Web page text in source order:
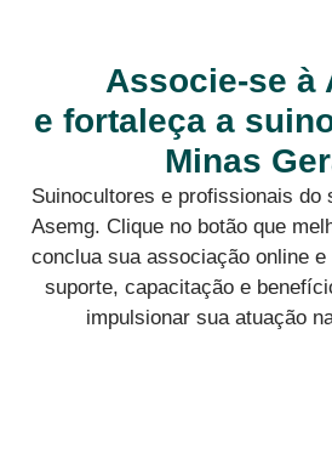
Associe-se à
e fortaleça a
Minas
Suinocultores e profissionais do
Asemg. Clique no botão que
conclua sua associação online
suporte, capacitação e
impulsionar sua atuação